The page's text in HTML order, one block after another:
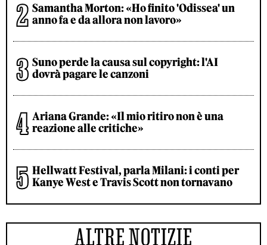
Samantha Morton: «Ho finito 'Odissea' un
anno fa e da allora non lavoro»
Suno perde la causa sul copyright: l'AI
dovrà pagare le canzoni
Ariana Grande: «Il mio ritiro non è una
reazione alle critiche»
Hellwatt Festival, parla Milani: i conti per
Kanye West e Travis Scott non tornavano
ALTRE NOTIZIE